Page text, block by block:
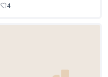
4